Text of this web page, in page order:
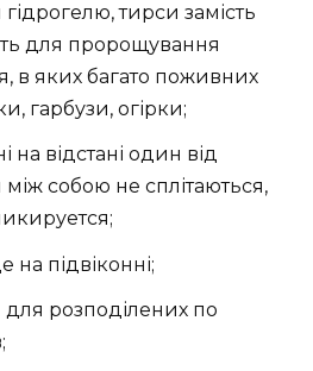
тирси замість
для пророщування
в яких багато поживних
гарбузи, огірки;
на відстані один від
собою не сплітаються,
на підвіконні;
розподілених по